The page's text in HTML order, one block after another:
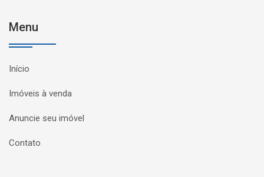
Menu
Início
Imóveis à venda
Anuncie seu imóvel
Contato